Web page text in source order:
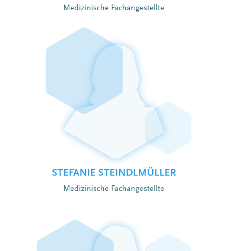
Medizinische Fachangestellte
STEFANIE STEINDLMÜLLER
Medizinische Fachangestellte